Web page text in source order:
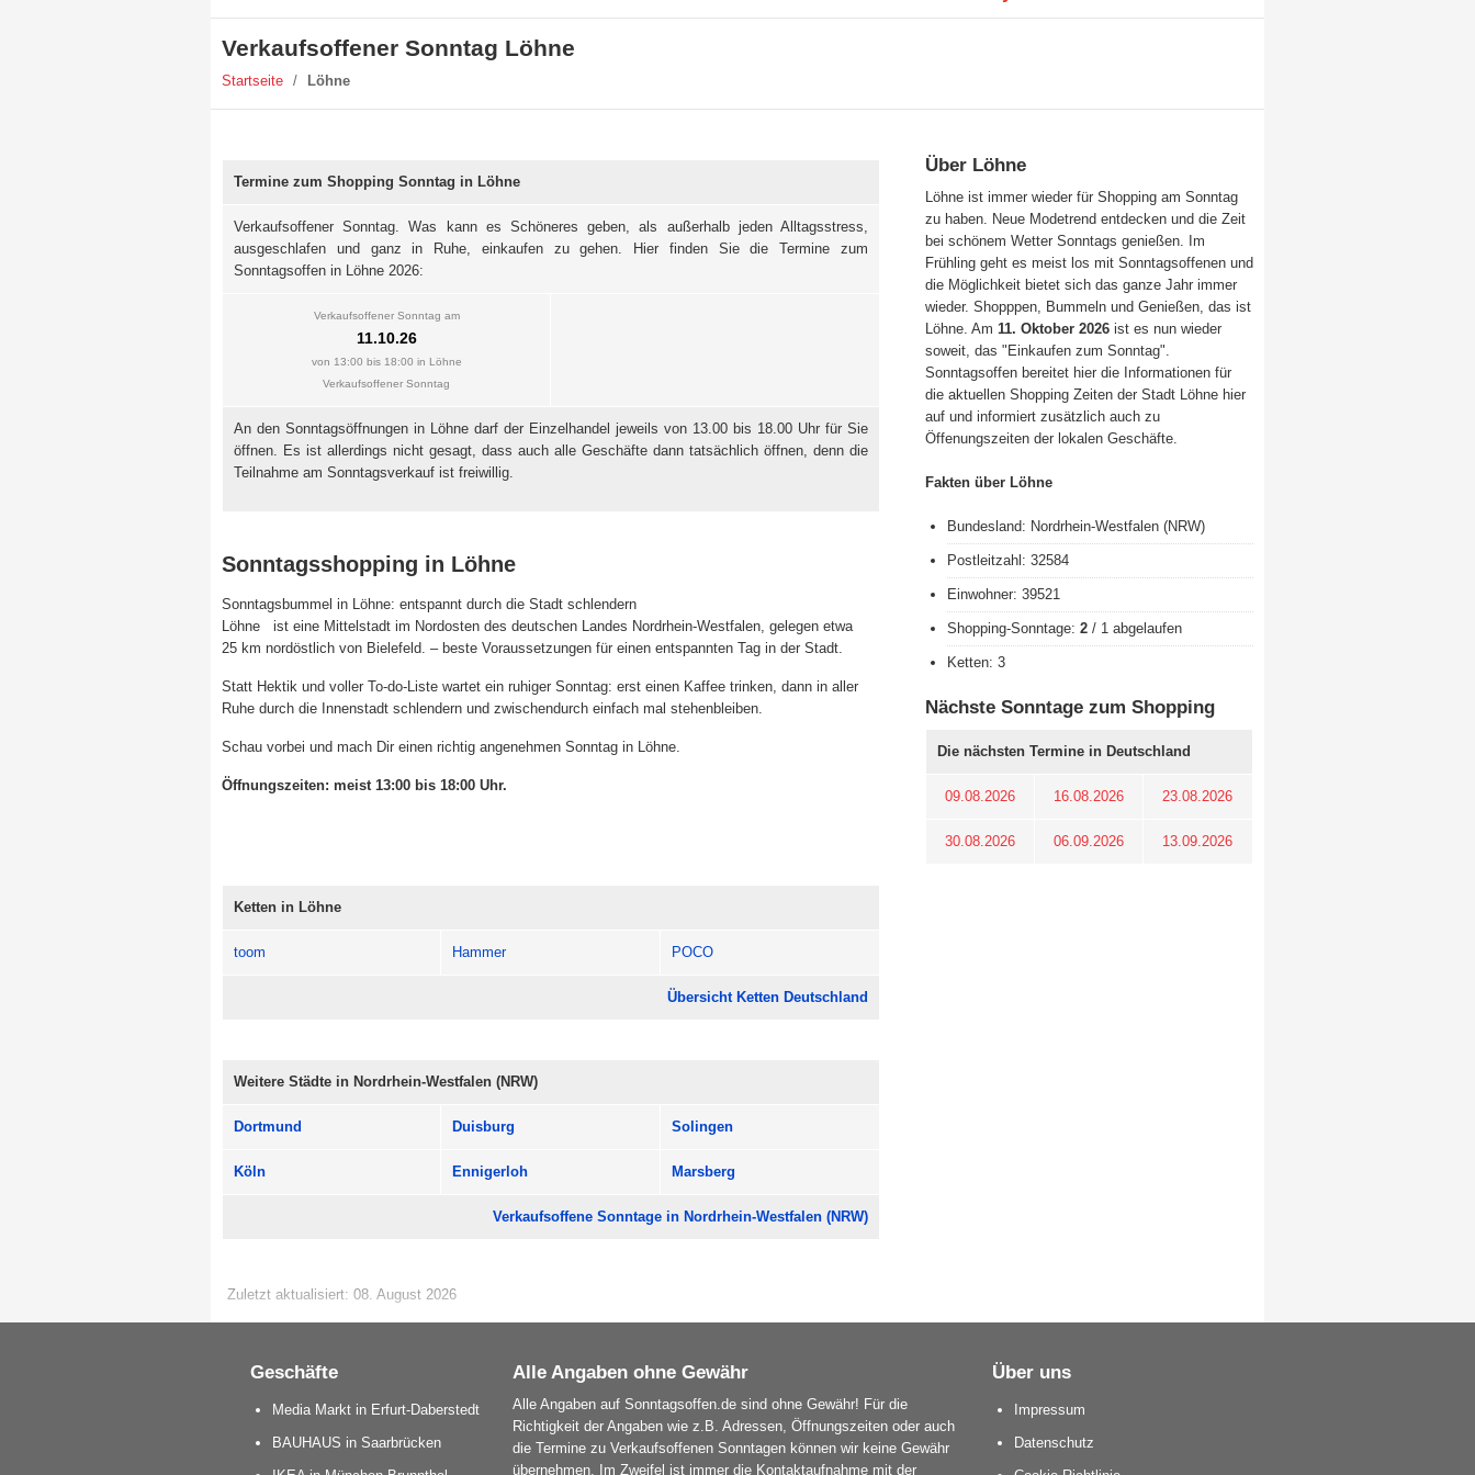
Verkaufsoffener Sonntag Löhne
Startseite / Löhne
Termine zum Shopping Sonntag in Löhne
Verkaufsoffener Sonntag. Was kann es Schöneres geben, als außerhalb jeden Alltagsstress,
ausgeschlafen und ganz in Ruhe, einkaufen zu gehen. Hier finden Sie die Termine zum
Sonntagsoffen in Löhne 2026:
Verkaufsoffener Sonntag am
11.10.26
von 13:00 bis 18:00 in Löhne
Verkaufsoffener Sonntag
An den Sonntagsöffnungen in Löhne darf der Einzelhandel jeweils von 13.00 bis 18.00 Uhr für Sie
öffnen. Es ist allerdings nicht gesagt, dass auch alle Geschäfte dann tatsächlich öffnen, denn die
Teilnahme am Sonntagsverkauf ist freiwillig.
Sonntagsshopping in Löhne
Sonntagsbummel in Löhne: entspannt durch die Stadt schlendern
Löhne ist eine Mittelstadt im Nordosten des deutschen Landes Nordrhein-Westfalen, gelegen etwa
25 km nordöstlich von Bielefeld. – beste Voraussetzungen für einen entspannten Tag in der Stadt.
Statt Hektik und voller To-do-Liste wartet ein ruhiger Sonntag: erst einen Kaffee trinken, dann in aller
Ruhe durch die Innenstadt schlendern und zwischendurch einfach mal stehenbleiben.
Schau vorbei und mach Dir einen richtig angenehmen Sonntag in Löhne.
Öffnungszeiten: meist 13:00 bis 18:00 Uhr.
Ketten in Löhne
toom Hammer POCO
Übersicht Ketten Deutschland
Weitere Städte in Nordrhein-Westfalen (NRW)
Dortmund Duisburg Solingen
Köln Ennigerloh Marsberg
Verkaufsoffene Sonntage in Nordrhein-Westfalen (NRW)
Zuletzt aktualisiert: 08. August 2026
Über Löhne
Löhne ist immer wieder für Shopping am Sonntag
zu haben. Neue Modetrend entdecken und die Zeit
bei schönem Wetter Sonntags genießen. Im
Frühling geht es meist los mit Sonntagsoffenen und
die Möglichkeit bietet sich das ganze Jahr immer
wieder. Shopppen, Bummeln und Genießen, das ist
Löhne. Am 11. Oktober 2026ist es nun wieder
soweit, das "Einkaufen zum Sonntag".
Sonntagsoffen bereitet hier die Informationen für
die aktuellen Shopping Zeiten der Stadt Löhne hier
auf und informiert zusätzlich auch zu
Öffenungszeiten der lokalen Geschäfte.
Fakten über Löhne
Bundesland: Nordrhein-Westfalen (NRW)
Postleitzahl: 32584
Einwohner: 39521
Shopping-Sonntage: 2/ 1 abgelaufen
Ketten: 3
Nächste Sonntage zum Shopping
Die nächsten Termine in Deutschland
09.08.2026 16.08.2026 23.08.2026
30.08.2026 06.09.2026 13.09.2026
Geschäfte
Media Markt in Erfurt-Daberstedt
BAUHAUS in Saarbrücken
Alle Angaben ohne Gewähr
Alle Angaben auf Sonntagsoffen.de sind ohne Gewähr! Für die
Richtigkeit der Angaben wie z.B. Adressen, Öffnungszeiten oder auch
die Termine zu Verkaufsoffenen Sonntagen können wir keine Gewähr
übernehmen. Im Zweifel ist immer die Kontaktaufnahme mit der
Über uns
Impressum
Datenschutz